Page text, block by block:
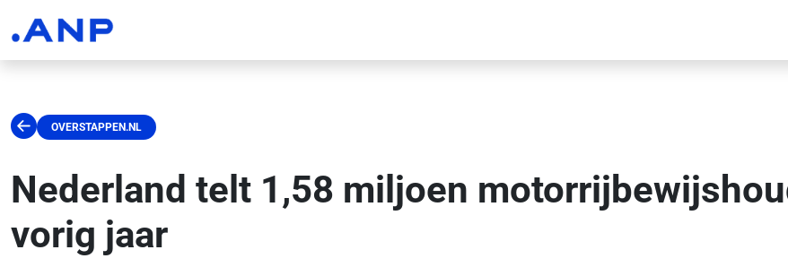
OVERSTAPPEN.NL
Nederland telt 1,58 miljoen
vorig jaar